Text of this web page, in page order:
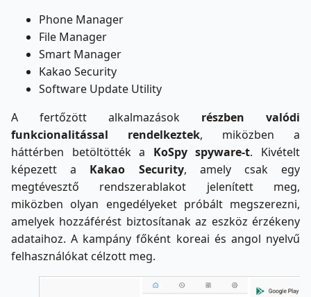
Phone Manager
File Manager
Smart Manager
Kakao Security
Software Update Utility
A fertőzött alkalmazások részben valódi
funkcionalitással rendelkeztek, miközben a
háttérben betöltötték a KoSpy spyware-t. Kivételt
képezett a Kakao Security, amely csak egy
megtévesztő rendszerablakot jelenített meg,
miközben olyan engedélyeket próbált megszerezni,
amelyek hozzáférést biztosítanak az eszköz érzékeny
adataihoz. A kampány főként koreai és angol nyelvű
felhasználókat célzott meg.